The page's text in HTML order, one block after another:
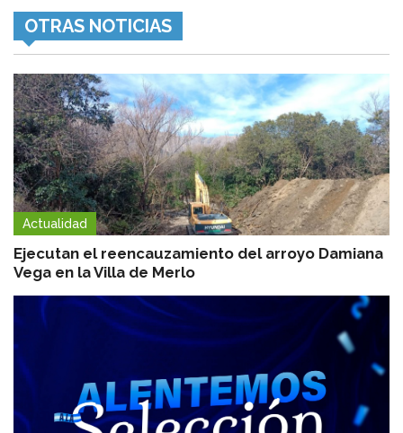
OTRAS NOTICIAS
Actualidad
Ejecutan el reencauzamiento del arroyo Damiana
Vega en la Villa de Merlo